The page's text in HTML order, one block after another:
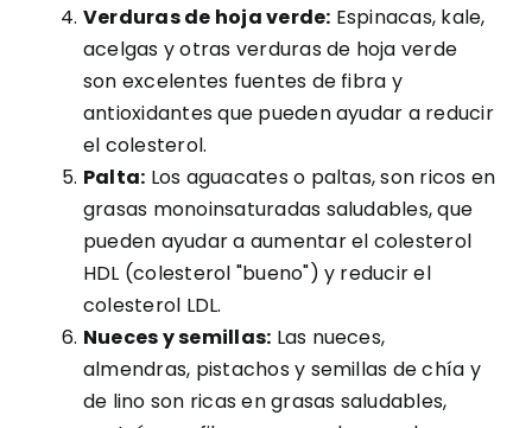
Verduras de hoja verde: Espinacas, kale,
acelgas y otras verduras de hoja verde
son excelentes fuentes de fibra y
antioxidantes que pueden ayudar a reducir
el colesterol.
Palta: Los aguacates o paltas, son ricos en
grasas monoinsaturadas saludables, que
pueden ayudar a aumentar el colesterol
HDL (colesterol "bueno") y reducir el
colesterol LDL.
Nueces y semillas: Las nueces,
almendras, pistachos y semillas de chía y
de lino son ricas en grasas saludables,